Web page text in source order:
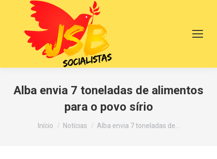
Alba envia 7 toneladas de alimentos
para o povo sírio
Você está aqui:
Início Notícias Alba envia 7 toneladas de…